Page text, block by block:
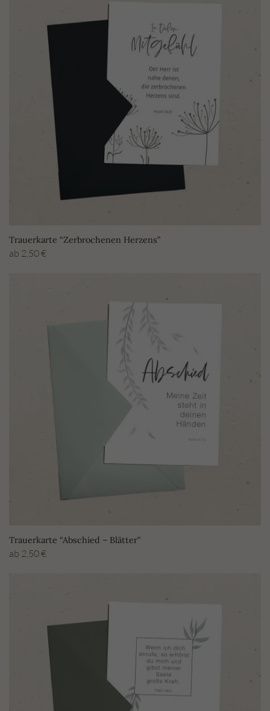
Trauerkarte “Zerbrochenen Herzens”
ab 2,50€
Trauerkarte “Abschied – Blätter”
ab 2,50€